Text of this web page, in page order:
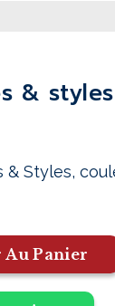
& styles
Styles,
Panier